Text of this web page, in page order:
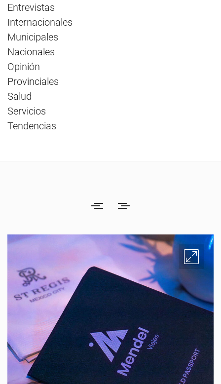
Entrevistas
Internacionales
Municipales
Nacionales
Opinión
Provinciales
Salud
Servicios
Tendencias